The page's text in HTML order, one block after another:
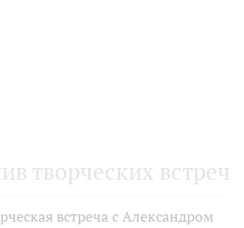
творческих встреч
встреча с Александром